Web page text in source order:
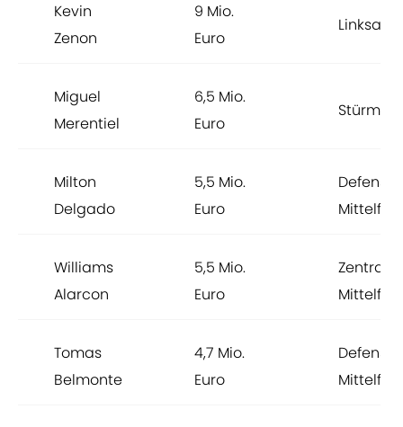
Kevin
Zenon
9 Mio.
Euro
Miguel
Merentiel
6,5 Mio.
Euro
Stürmer
Milton
Delgado
5,5 Mio.
Euro
Mittelfeld
Williams
Alarcon
5,5 Mio.
Euro
Zentrales
Mittelfeld
Tomas
Belmonte
4,7 Mio.
Euro
Mittelfeld